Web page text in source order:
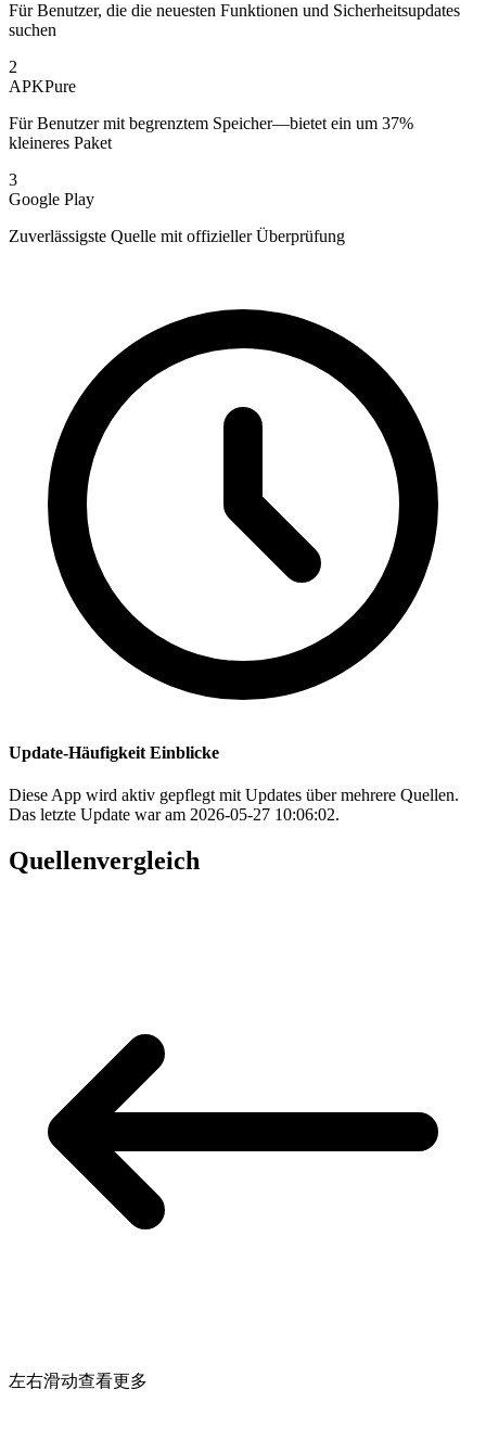
Für Benutzer, die die neuesten Funktionen und Sicherheitsupdates
suchen
2
APKPure
Für Benutzer mit begrenztem Speicher—bietet ein um 37%
kleineres Paket
3
Google Play
Zuverlässigste Quelle mit offizieller Überprüfung
Update-Häufigkeit Einblicke
Diese App wird aktiv gepflegt mit Updates über mehrere Quellen.
Das letzte Update war am 2026-05-27 10:06:02.
Quellenvergleich
左右滑动查看更多